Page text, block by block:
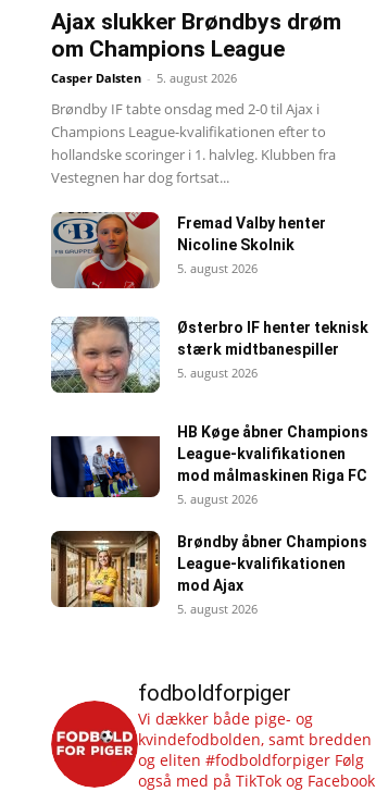
Ajax slukker Brøndbys drøm
om Champions League
Casper Dalsten - 5. august 2026
Brøndby IF tabte onsdag med 2-0 til Ajax i
Champions League-kvalifikationen efter to
hollandske scoringer i 1. halvleg. Klubben fra
Vestegnen har dog fortsat...
Fremad Valby henter
Nicoline Skolnik
5. august 2026
Østerbro IF henter teknisk
stærk midtbanespiller
5. august 2026
HB Køge åbner Champions
League-kvalifikationen
mod målmaskinen Riga FC
5. august 2026
Brøndby åbner Champions
League-kvalifikationen
mod Ajax
5. august 2026
fodboldforpiger
Vi dækker både pige- og
kvindefodbolden, samt bredden
og eliten #fodboldforpiger Følg
også med på TikTok og Facebook